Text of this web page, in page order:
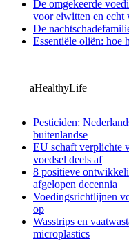
De omgekeerde
voor eiwitten en echt
De
Essentiële oliën: hoe
aHealthyLife
Pesticiden:
buitenlandse
EU schaft verplichte
voedsel deels af
8 positieve
afgelopen decennia
Voedingsrichtlijnen
op
Wasstrips en
microplastics